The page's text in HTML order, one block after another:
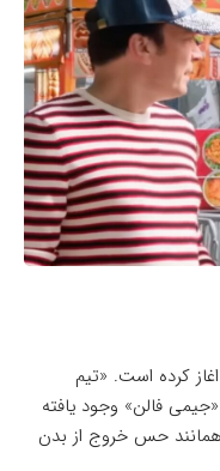
اراعه رسمی سری آیفون ۱۶ را اغاز کرده است. «تیم
فالن» وجود یافته
همانند حس خروج از بدن